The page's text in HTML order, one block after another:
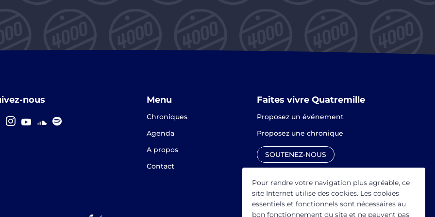
nous Menu
Chroniques
Agenda
A propos
Contact
Faites vivre Quatremille
Proposez un événement
Proposez une chronique
SOUTENEZ-NOUS
Pour rendre votre navigation plus agréable, ce
site Internet utilise des cookies. Les cookies
essentiels et fonctionnels sont nécessaires au
bon fonctionnement du site et ne peuvent pas